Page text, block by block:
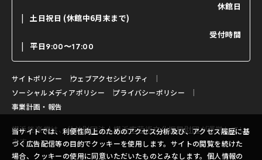
当サイトでは、利便性向上のためのアクセス分析及び、アクセス履歴に基
づく広告配信等の目的でクッキーを使用します。サイトの閲覧を続けた
場合、クッキーの使用に同意いただいたものとみなします。個人情報の
ご寄附について
よくいただくご質問
お問い合わせ
休館日
土日祝日 (休館中6月末まで)
受付時間
平日9:00〜17:00
サイトポリシー
ウェブアクセシビリティ
ソーシャルメディアポリシー
プライバシーポリシー
事業計画・報告
横浜能楽堂は、公益財団法人横浜市芸術文化振興財団が運営してい
ます。